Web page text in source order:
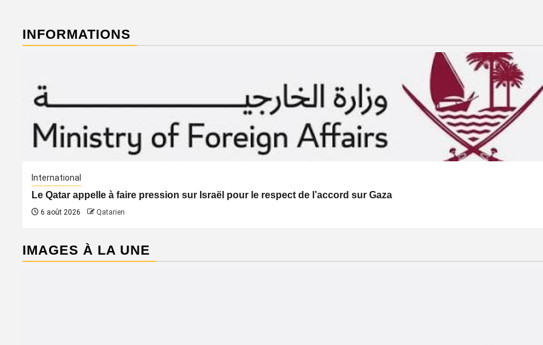
INFORMATIONS
International
Le Qatar appelle à faire pression sur Israël pour le respect de l’accord sur Gaza
6 août 2026 Qatarien
IMAGES À LA UNE